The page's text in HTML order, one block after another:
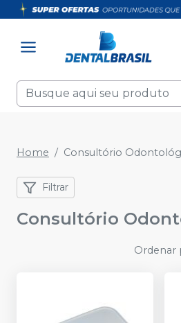
Home Consultório
Filtrar
Consultório
Ordenar